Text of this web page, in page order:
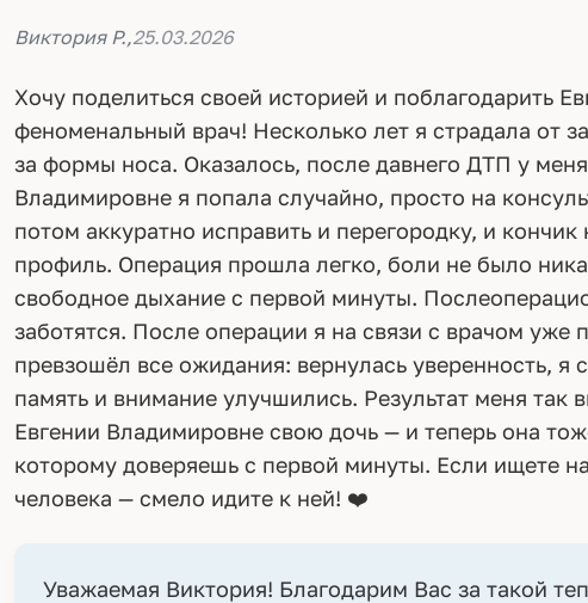
Виктория Р.,25.03.2026
Хочу поделиться своей историей и поблагодарить
феноменальный врач! Несколько лет я страдала от
за формы носа. Оказалось, после давнего ДТП у
Владимировне я попала случайно, просто на
потом аккуратно исправить и перегородку, и
профиль. Операция прошла легко, боли не было
свободное дыхание с первой минуты.
заботятся. После операции я на связи с врачом уже
превзошёл все ожидания: вернулась уверенность, я
память и внимание улучшились. Результат меня так
Евгении Владимировне свою дочь — и теперь она
которому доверяешь с первой минуты. Если ищете
человека — смело идите к ней! ❤️
Уважаемая Виктория! Благодарим Вас за такой